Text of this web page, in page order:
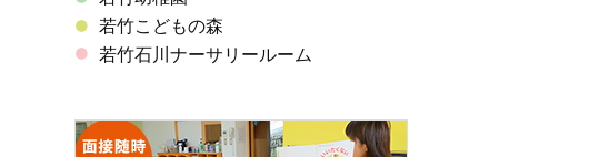
若竹こどもの森
若竹石川ナーサリールーム